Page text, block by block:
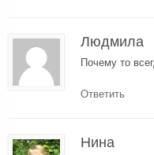
Людмила
Почему то
Ответить
Нина